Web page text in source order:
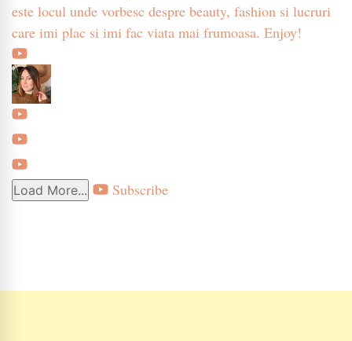
este locul unde vorbesc despre beauty, fashion si lucruri
care imi plac si imi fac viata mai frumoasa. Enjoy!
Load More... Subscribe